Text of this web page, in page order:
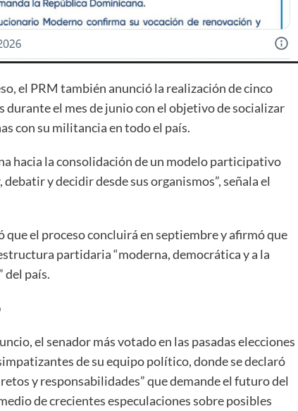
el PRM también anunció la realización de cinco
durante el mes de junio con el objetivo de socializar
con su militancia en todo el país.
hacia la consolidación de un modelo participativo
y decidir desde sus organismos”, señala el
que el proceso concluirá en septiembre y afirmó que
partidaria “moderna, democrática y a la
del país.
el senador más votado en las pasadas elecciones
de su equipo político, donde se declaró
y responsabilidades” que demande el futuro del
de crecientes especulaciones sobre posibles